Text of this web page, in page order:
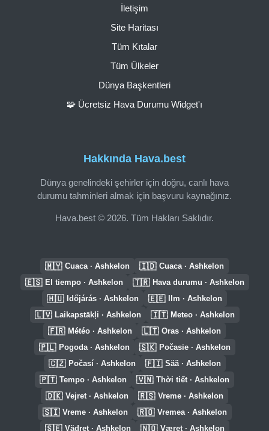
Hakkında Hava.best
Dünya genelindeki şehirler için doğru, canlı hava
durumu tahminleri almak için başvuru kaynağınız.
Hava.best © 2026. Tüm Hakları Saklıdır.
İletişim
Site Haritası
Tüm Kıtalar
Tüm Ülkeler
Dünya Başkentleri
🧩 Ücretsiz Hava Durumu Widget'ı
🇲🇾 Cuaca · Ashkelon 🇮🇩 Cuaca · Ashkelon
🇪🇸 El tiempo · Ashkelon 🇹🇷 Hava durumu · Ashkelon
🇭🇺 Időjárás · Ashkelon 🇪🇪 Ilm · Ashkelon
🇱🇻 Laikapstākļi · Ashkelon 🇮🇹 Meteo · Ashkelon
🇫🇷 Météo · Ashkelon 🇱🇹 Oras · Ashkelon
🇵🇱 Pogoda · Ashkelon 🇸🇰 Počasie · Ashkelon
🇨🇿 Počasí · Ashkelon 🇫🇮 Sää · Ashkelon
🇵🇹 Tempo · Ashkelon 🇻🇳 Thời tiết · Ashkelon
🇩🇰 Vejret · Ashkelon 🇷🇸 Vreme · Ashkelon
🇸🇮 Vreme · Ashkelon 🇷🇴 Vremea · Ashkelon
🇸🇪 Vädret · Ashkelon 🇳🇴 Været · Ashkelon